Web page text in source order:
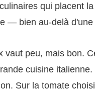
qui placent
— bien au-delà
peu, mais bon.
cuisine
Sur la tomate